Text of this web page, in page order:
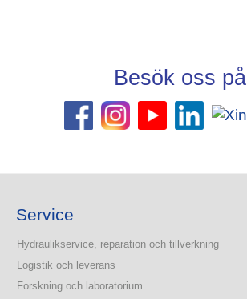
Besök oss på
Service
Hydraulikservice, reparation och tillverkning
Logistik och leverans
Forskning och laboratorium